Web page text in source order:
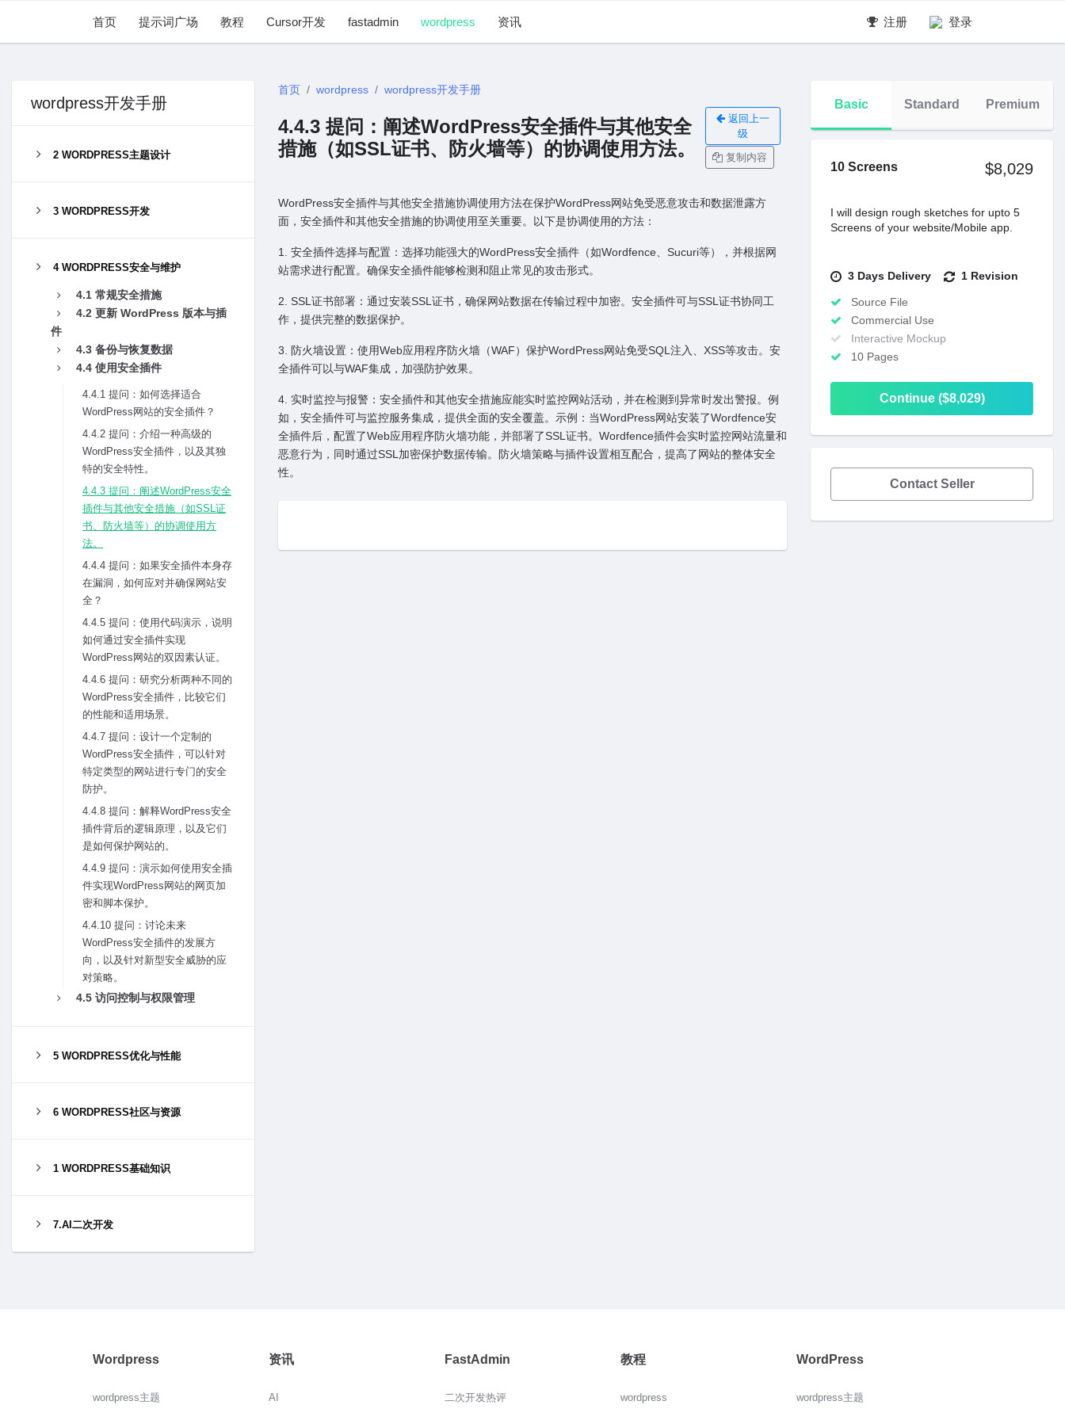
首页 提示词广场 教程 Cursor开发 fastadmin wordpress 资讯 注册 登录
wordpress开发手册
2 WORDPRESS主题设计
3 WORDPRESS开发
4 WORDPRESS安全与维护
4.1 常规安全措施
4.2 更新 WordPress 版本与插
件
4.3 备份与恢复数据
4.4 使⽤安全插件
4.4.1 提问：如何选择适合
WordPress⽹站的安全插件？
4.4.2 提问：介绍⼀种⾼级的
WordPress安全插件，以及其独
特的安全特性。
4.4.3 提问：阐述WordPress安全
插件与其他安全措施（如SSL证
书、防⽕墙等）的协调使⽤⽅
法。
4.4.4 提问：如果安全插件本⾝存
在漏洞，如何应对并确保⽹站安
全？
4.4.5 提问：使⽤代码演⽰，说明
如何通过安全插件实现
WordPress⽹站的双因素认证。
4.4.6 提问：研究分析两种不同的
WordPress安全插件，⽐较它们
的性能和适⽤场景。
4.4.7 提问：设计⼀个定制的
WordPress安全插件，可以针对
特定类型的⽹站进⾏专门的安全
防护。
4.4.8 提问：解释WordPress安全
插件背后的逻辑原理，以及它们
是如何保护⽹站的。
4.4.9 提问：演⽰如何使⽤安全插
件实现WordPress⽹站的⽹页加
密和脚本保护。
4.4.10 提问：讨论未来
WordPress安全插件的发展⽅
向，以及针对新型安全威胁的应
对策略。
4.5 访问控制与权限管理
5 WORDPRESS优化与性能
6 WORDPRESS社区与资源
1 WORDPRESS基础知识
7.AI二次开发
首页 wordpress wordpress开发手册
4.4.3 提问：阐述WordPress安全插件与其他安全
措施（如SSL证书、防⽕墙等）的协调使⽤⽅法。
返回上一
级
复制内容
WordPress安全插件与其他安全措施协调使⽤⽅法在保护WordPress⽹站免受恶意攻击和数据泄露⽅
⾯，安全插件和其他安全措施的协调使⽤⾄关重要。以下是协调使⽤的⽅法：
1. 安全插件选择与配置：选择功能强⼤的WordPress安全插件（如Wordfence、Sucuri等），并根据⽹
站需求进⾏配置。确保安全插件能够检测和阻⽌常见的攻击形式。
2. SSL证书部署：通过安装SSL证书，确保⽹站数据在传输过程中加密。安全插件可与SSL证书协同⼯
作，提供完整的数据保护。
3. 防⽕墙设置：使⽤Web应⽤程序防⽕墙（WAF）保护WordPress⽹站免受SQL注⼊、XSS等攻击。安
全插件可以与WAF集成，加强防护效果。
4. 实时监控与报警：安全插件和其他安全措施应能实时监控⽹站活动，并在检测到异常时发出警报。例
如，安全插件可与监控服务集成，提供全⾯的安全覆盖。⽰例：当WordPress⽹站安装了Wordfence安
全插件后，配置了Web应⽤程序防⽕墙功能，并部署了SSL证书。Wordfence插件会实时监控⽹站流量和
恶意⾏为，同时通过SSL加密保护数据传输。防⽕墙策略与插件设置相互配合，提⾼了⽹站的整体安全
性。
Basic Standard Premium
10 Screens $8,029
I will design rough sketches for upto 5
Screens of your website/Mobile app.
3 Days Delivery 1 Revision
Source File
Commercial Use
Interactive Mockup
10 Pages
Continue ($8,029)
Contact Seller
Wordpress
wordpress主题
资讯
AI
FastAdmin
二次开发热评
教程
wordpress
WordPress
wordpress主题